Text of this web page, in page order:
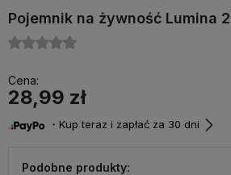
Pojemnik na żywność Lumina
Cena:
28,99 zł
・Kup teraz i zapłać za 30 dni
Podobne produkty: